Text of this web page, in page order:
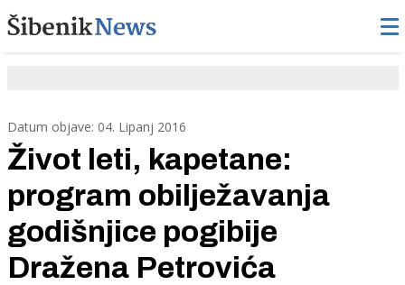
Datum objave: 04. Lipanj 2016
Život leti, kapetane:
program obilježavanja
godišnjice pogibije
Dražena Petrovića